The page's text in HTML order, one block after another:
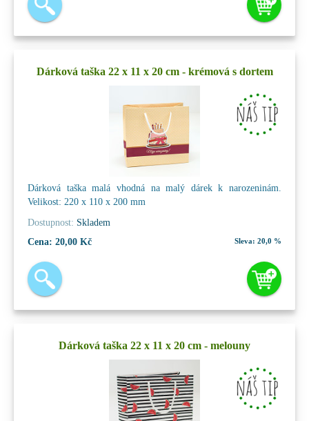
Dárková taška 22 x 11 x 20 cm - krémová s dortem
Dárková taška malá vhodná na malý dárek k narozeninám.
Velikost: 220 x 110 x 200 mm
Dostupnost: Skladem
Cena: 20,00 Kč Sleva: 20,0 %
Dárková taška 22 x 11 x 20 cm - melouny